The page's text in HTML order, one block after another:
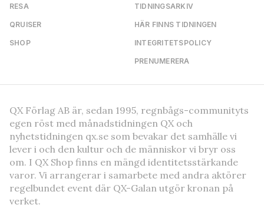
RESA
QRUISER
SHOP
TIDNINGSARKIV
HÄR FINNS TIDNINGEN
INTEGRITETSPOLICY
PRENUMERERA
QX Förlag AB är, sedan 1995, regnbågs-communityts
egen röst med månadstidningen QX och
nyhetstidningen qx.se som bevakar det samhälle vi
lever i och den kultur och de människor vi bryr oss
om. I QX Shop finns en mängd identitetsstärkande
varor. Vi arrangerar i samarbete med andra aktörer
regelbundet event där QX-Galan utgör kronan på
verket.